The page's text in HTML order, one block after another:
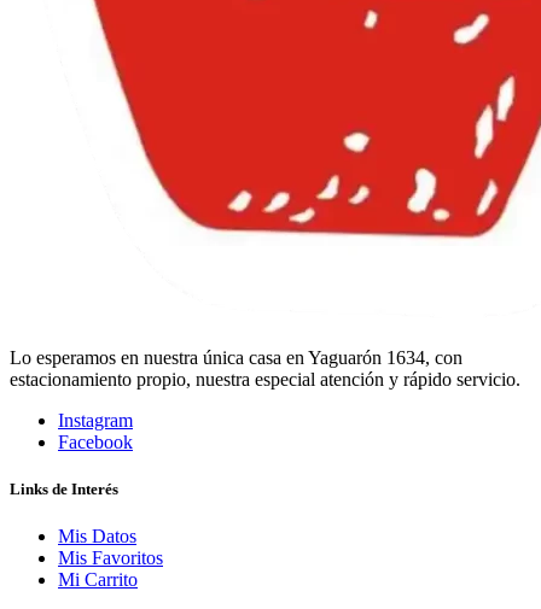
Lo esperamos en nuestra única casa en Yaguarón 1634, con
estacionamiento propio, nuestra especial atención y rápido servicio.
Instagram
Facebook
Links de Interés
Mis Datos
Mis Favoritos
Mi Carrito